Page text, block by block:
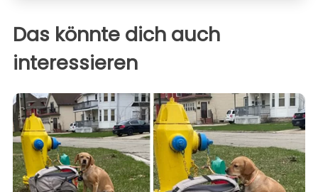
Das könnte dich auch
interessieren